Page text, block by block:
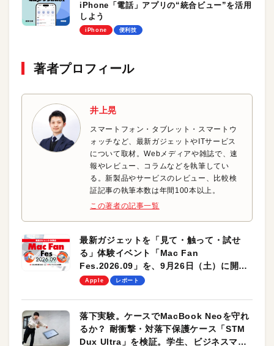
iPhone「電話」アプリの“統合ビュー”を活用
しよう
iPhone 便利技
著者プロフィール
井上晃
スマートフォン・タブレット・スマートウ
ォッチなど、最新ガジェットやITサービス
について取材。Webメディアや雑誌で、速
報やレビュー、コラムなどを執筆してい
る。新製品やサービスのレビュー、比較検
証記事の執筆本数は年間100本以上。
この著者の記事一覧
最新ガジェットを「見て・触って・試せ
る」体験イベント「Mac Fan
Fes.2026.09」を、9月26日（土）に開催
します！
Apple レポート
落下実験。ケースでMacBook Neoを守れ
るか？ 耐衝撃・対落下保護ケース「STM
Dux Ultra」を検証。学生、ビジネスマン